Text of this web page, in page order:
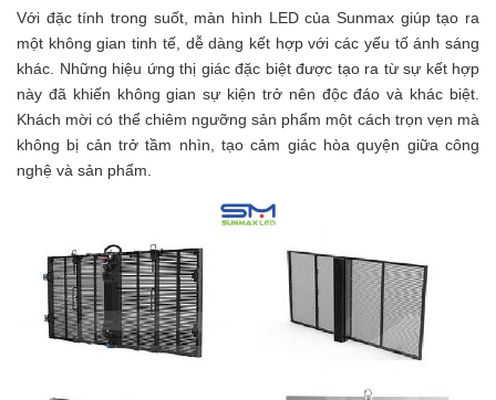
Với đặc tính trong suốt, màn hình LED của Sunmax giúp tạo ra
một không gian tinh tế, dễ dàng kết hợp với các yếu tố ánh sáng
khác. Những hiệu ứng thị giác đặc biệt được tạo ra từ sự kết hợp
này đã khiến không gian sự kiện trở nên độc đáo và khác biệt.
Khách mời có thể chiêm ngưỡng sản phẩm một cách trọn vẹn mà
không bị cản trở tầm nhìn, tạo cảm giác hòa quyện giữa công
nghệ và sản phẩm.